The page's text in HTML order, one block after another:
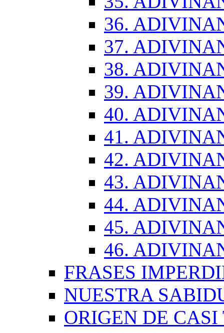
36.
37.
38.
39.
40.
41.
42.
43.
44.
45.
46.
FRASES
NUESTRA
ORIGEN DE CASI